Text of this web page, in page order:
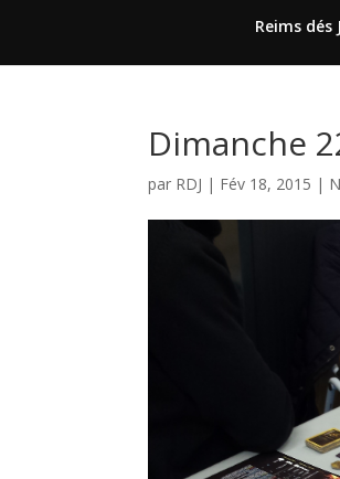
Reims dés
Dimanche
par RDJ | Fév 18, 2015 |